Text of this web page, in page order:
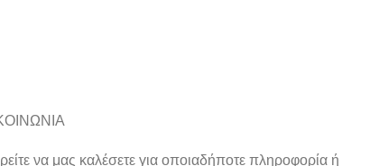
να μας καλέσετε για οποιαδήποτε πληροφορία ή